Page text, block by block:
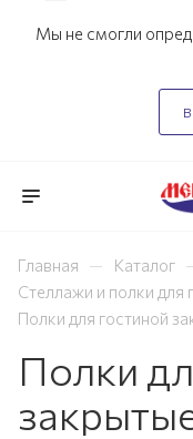
Мы не смогли
Главная — Каталог
Стеллажи и полки для
Полки для гостиной
Полки